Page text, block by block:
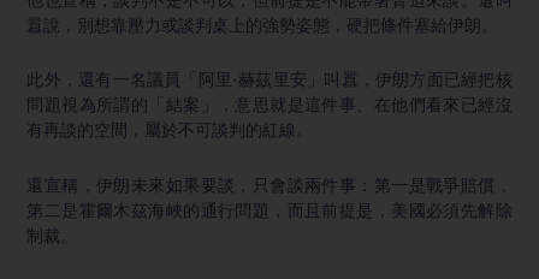
囂說，別想靠壓力或談判桌上的強勢姿態，硬把條件塞給伊朗。
此外，還有一名議員「阿里·赫茲里安」叫囂，伊朗方面已經把核
問題視為所謂的「結案」，意思就是這件事、在他們看來已經沒
有再談的空間，屬於不可談判的紅線。
還宣稱，伊朗未來如果要談，只會談兩件事：第一是戰爭賠償，
第二是霍爾木茲海峽的通行問題，而且前提是，美國必須先解除
制裁。